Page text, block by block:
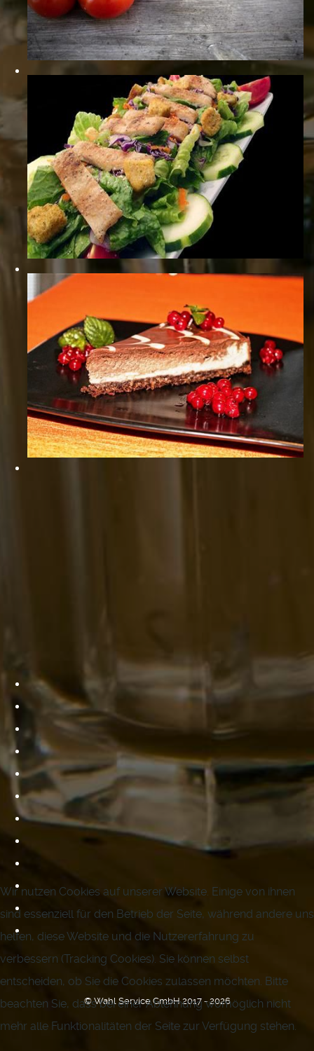
© Wahl Service GmbH 2017 - 2026
Wir nutzen Cookies auf unserer Website. Einige von ihnen
sind essenziell für den Betrieb der Seite, während andere uns
helfen, diese Website und die Nutzererfahrung zu
verbessern (Tracking Cookies). Sie können selbst
entscheiden, ob Sie die Cookies zulassen möchten. Bitte
beachten Sie, dass bei einer Ablehnung womöglich nicht
mehr alle Funktionalitäten der Seite zur Verfügung stehen.